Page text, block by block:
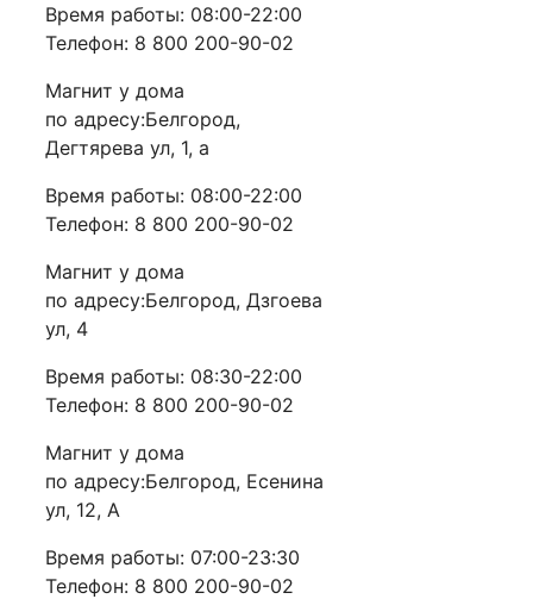
Время работы: 08:00-22:00
Телефон: 8 800 200-90-02
Магнит у дома
по адресу:Белгород,
Дегтярева ул, 1, а
Время работы: 08:00-22:00
Телефон: 8 800 200-90-02
Магнит у дома
по адресу:Белгород, Дзгоева
ул, 4
Время работы: 08:30-22:00
Телефон: 8 800 200-90-02
Магнит у дома
по адресу:Белгород, Есенина
ул, 12, А
Время работы: 07:00-23:30
Телефон: 8 800 200-90-02